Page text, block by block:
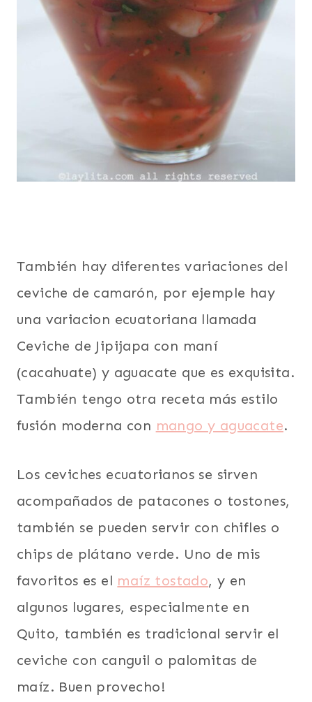
También hay diferentes variaciones del
ceviche de camarón, por ejemple hay
una variacion ecuatoriana llamada
Ceviche de Jipijapa con maní
(cacahuate) y aguacate que es exquisita.
También tengo otra receta más estilo
fusión moderna con mango y aguacate.
Los ceviches ecuatorianos se sirven
acompañados de patacones o tostones,
también se pueden servir con chifles o
chips de plátano verde. Uno de mis
favoritos es el maíz tostado, y en
algunos lugares, especialmente en
Quito, también es tradicional servir el
ceviche con canguil o palomitas de
maíz. Buen provecho!